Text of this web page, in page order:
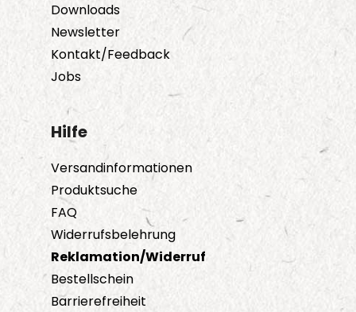
Downloads
Newsletter
Kontakt/Feedback
Jobs
Hilfe
Versandinformationen
Produktsuche
FAQ
Widerrufsbelehrung
Reklamation/Widerruf
Bestellschein
Barrierefreiheit